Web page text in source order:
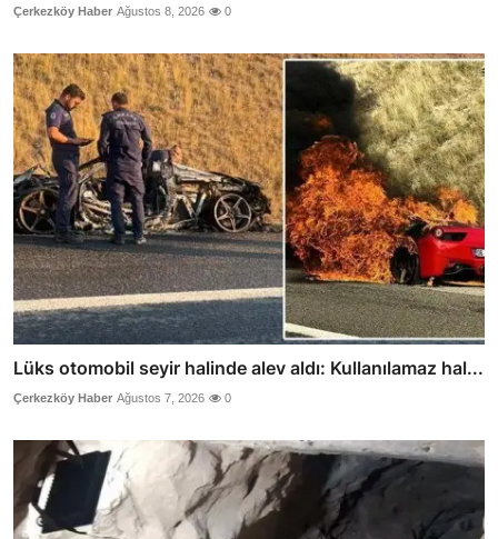
Çerkezköy Haber Ağustos 8, 2026 0
Lüks otomobil seyir halinde alev aldı: Kullanılamaz hal...
Çerkezköy Haber Ağustos 7, 2026 0